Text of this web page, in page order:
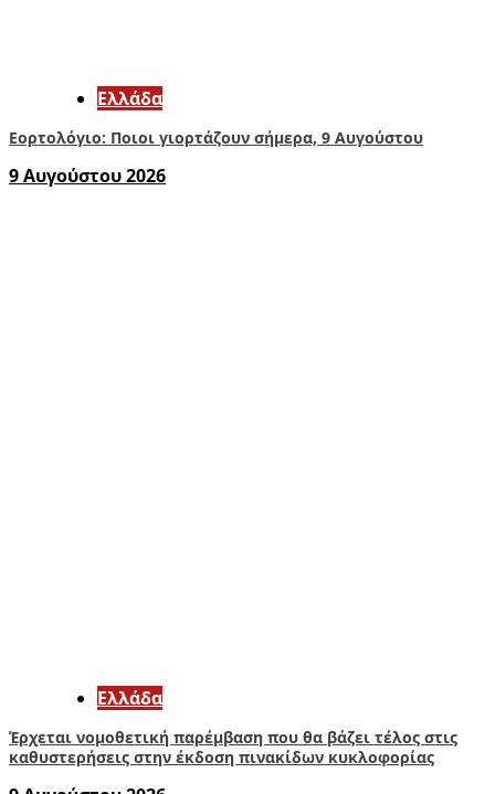
Ελλάδα
Εορτολόγιο: Ποιοι γιορτάζουν σήμερα, 9 Αυγούστου
9 Αυγούστου 2026
Ελλάδα
Έρχεται νομοθετική παρέμβαση που θα βάζει τέλος στις
καθυστερήσεις στην έκδοση πινακίδων κυκλοφορίας